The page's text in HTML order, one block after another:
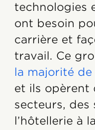
technologies
ont besoin
carrière et
travail. Ce
la majorité
et ils opèrent
secteurs, des
l’hôtellerie à